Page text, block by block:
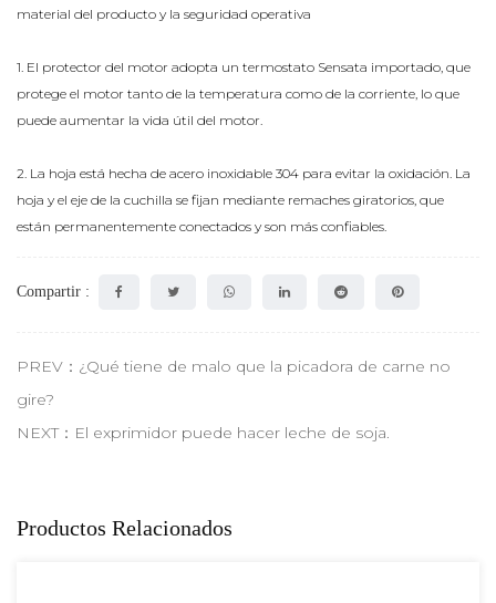
material del producto y la seguridad operativa
1. El protector del motor adopta un termostato Sensata importado, que
protege el motor tanto de la temperatura como de la corriente, lo que
puede aumentar la vida útil del motor.
2. La hoja está hecha de acero inoxidable 304 para evitar la oxidación. La
hoja y el eje de la cuchilla se fijan mediante remaches giratorios, que
están permanentemente conectados y son más confiables.
Compartir :
PREV：¿Qué tiene de malo que la picadora de carne no
gire?
NEXT：El exprimidor puede hacer leche de soja.
Productos Relacionados